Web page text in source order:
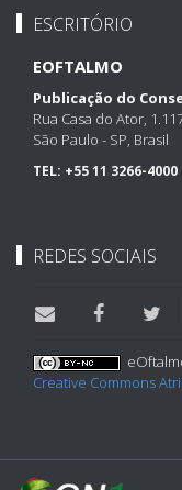
ESCRITÓRIO
EOFTALMO
Publicação do
Rua Casa do Ator,
São Paulo - SP, Brasil
TEL: +55 11 3266-4000
REDES SOCIAIS
Creative Commons